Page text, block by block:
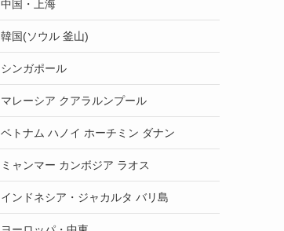
中国・上海
韓国(ソウル 釜山)
シンガポール
マレーシア クアラルンプール
ベトナム ハノイ ホーチミン ダナン
ミャンマー カンボジア ラオス
インドネシア・ジャカルタ バリ島